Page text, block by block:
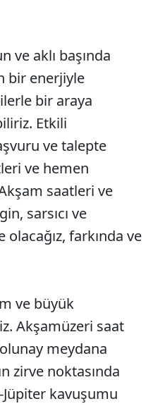
ve aklı başında
bir enerjiyle
bir araya
Etkili
ve talepte
ve hemen
saatleri ve
sarsıcı ve
farkında ve
ve büyük
Akşamüzeri saat
meydana
zirve noktasında
kavuşumu